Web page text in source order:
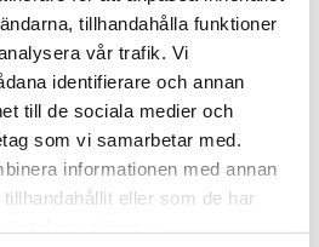
tillhandahålla funktioner
vår trafik. Vi
identifierare och annan
till de sociala medier och
som vi samarbetar med.
informationen med annan
eller som de har
maila eller